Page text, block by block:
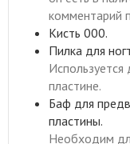
комментарий
Кисть 000.
Пилка для
пластине.
Баф для
пластины.
Необходим